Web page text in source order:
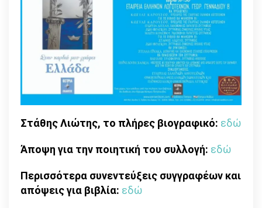
Στάθης Λιώτης, το πλήρες βιογραφικό: εδώ
Άποψη για την ποιητική του συλλογή: εδώ
Περισσότερα συνεντεύξεις συγγραφέων και
απόψεις για βιβλία: εδώ